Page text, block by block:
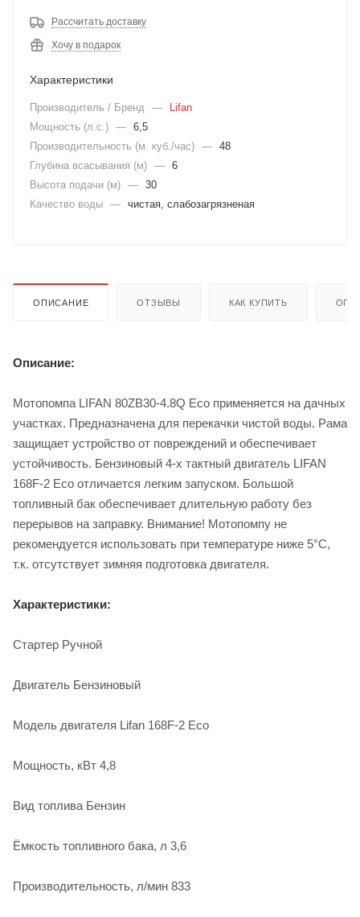
Рассчитать доставку
Хочу в подарок
Характеристики
Производитель / Бренд —
Lifan
Мощность (л.с.) — 6,5
Производительность (м. куб./час) — 48
Глубина всасывания (м) — 6
Высота подачи (м) — 30
Качество воды — чистая, слабозагрязненая
ОПИСАНИЕ ОТЗЫВЫ КАК КУПИТЬ
Описание:
Мотопомпа LIFAN 80ZB30-4.8Q Eco применяется на дачных
участках. Предназначена для перекачки чистой воды. Рама
защищает устройство от повреждений и обеспечивает
устойчивость. Бензиновый 4-х тактный двигатель LIFAN
168F-2 Eco отличается легким запуском. Большой
топливный бак обеспечивает длительную работу без
перерывов на заправку. Внимание! Мотопомпу не
рекомендуется использовать при температуре ниже 5°С,
т.к. отсутствует зимняя подготовка двигателя.
Характеристики:
Стартер Ручной
Двигатель Бензиновый
Модель двигателя Lifan 168F-2 Eco
Мощность, кВт 4,8
Вид топлива Бензин
Ёмкость топливного бака, л 3,6
Производительность, л/мин 833